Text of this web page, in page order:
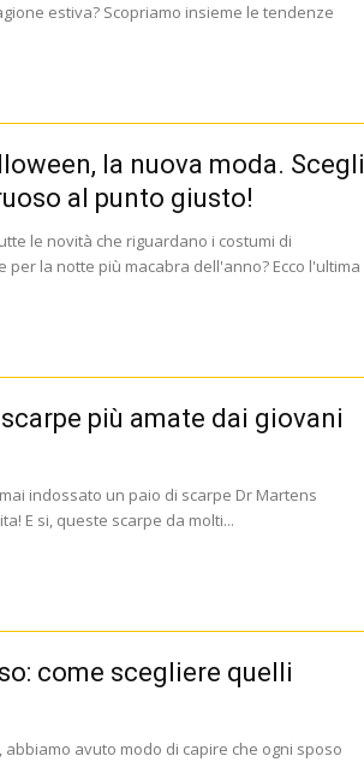
estiva? Scopriamo insieme le tendenze
la nuova moda. Scegli
al punto giusto!
le novità che riguardano i costumi di
per la notte più macabra dell'anno? Ecco l'ultima
più amate dai giovani
indossato un paio di scarpe Dr Martens
E si, queste scarpe da molti...
come scegliere quelli
avuto modo di capire che ogni sposo